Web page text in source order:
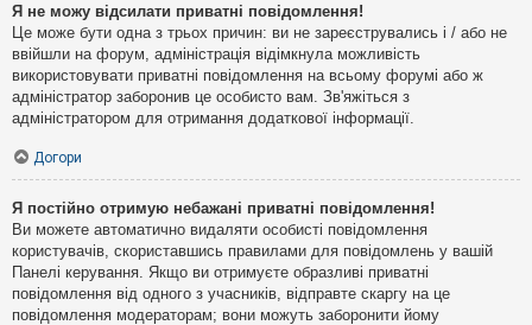
Я не можу відсилати приватні повідомлення!
Це може бути одна з трьох причин: ви не зареєструвались і / або не
ввійшли на форум, адміністрація відімкнула можливість
використовувати приватні повідомлення на всьому форумі або ж
адміністратор заборонив це особисто вам. Зв'яжіться з
адміністратором для отримання додаткової інформації.
Догори
Я постійно отримую небажані приватні повідомлення!
Ви можете автоматично видаляти особисті повідомлення
користувачів, скориставшись правилами для повідомлень у вашій
Панелі керування. Якщо ви отримуєте образливі приватні
повідомлення від одного з учасників, відправте скаргу на це
повідомлення модераторам; вони можуть заборонити йому